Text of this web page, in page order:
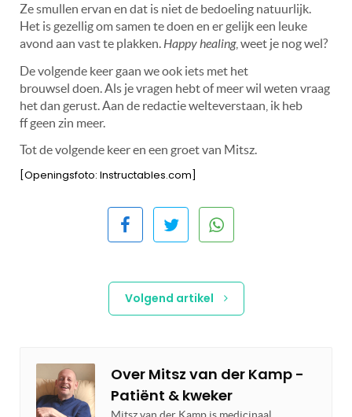
Ze smullen ervan en dat is niet de bedoeling natuurlijk.
Het is gezellig om samen te doen en er gelijk een leuke
avond aan vast te plakken.Happy healing, weet je nog wel?
De volgende keer gaan we ook iets met het
brouwsel doen. Als je vragen hebt of meer wil weten vraag
het dan gerust. Aan de redactie welteverstaan, ik heb
ff geen zin meer.
Tot de volgende keer en een groet van Mitsz.
[Openingsfoto: Instructables.com]
Volgend artikel
Over Mitsz van der Kamp -
Patiënt & kweker